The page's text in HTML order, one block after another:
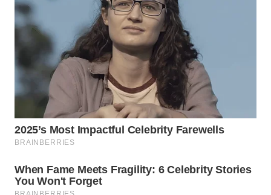
WN
KEPULAUAN
SERIBU
WN
TANGERANG
WN
BINJAI
WN
CIREBON